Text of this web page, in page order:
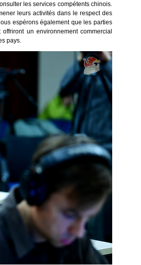
les services compétents chinois.
leurs activités dans le respect des
espérons également que les parties
un environnement commercial
pays.